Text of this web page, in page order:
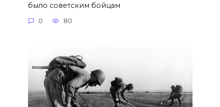
было советским бойцам
0 80